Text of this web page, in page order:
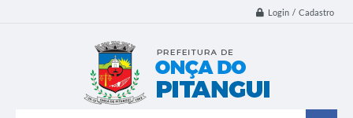
Login / Cadastro